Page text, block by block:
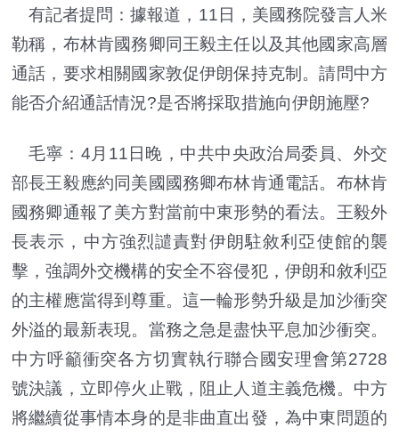
有記者提問：據報道，11日，美國務院發言人米
勒稱，布林肯國務卿同王毅主任以及其他國家高層
通話，要求相關國家敦促伊朗保持克制。請問中方
能否介紹通話情況?是否將採取措施向伊朗施壓?
毛寧：4月11日晚，中共中央政治局委員、外交
部長王毅應約同美國國務卿布林肯通電話。布林肯
國務卿通報了美方對當前中東形勢的看法。王毅外
長表示，中方強烈譴責對伊朗駐敘利亞使館的襲
擊，強調外交機構的安全不容侵犯，伊朗和敘利亞
的主權應當得到尊重。這一輪形勢升級是加沙衝突
外溢的最新表現。當務之急是盡快平息加沙衝突。
中方呼籲衝突各方切實執行聯合國安理會第2728
號決議，立即停火止戰，阻止人道主義危機。中方
將繼續從事情本身的是非曲直出發，為中東問題的